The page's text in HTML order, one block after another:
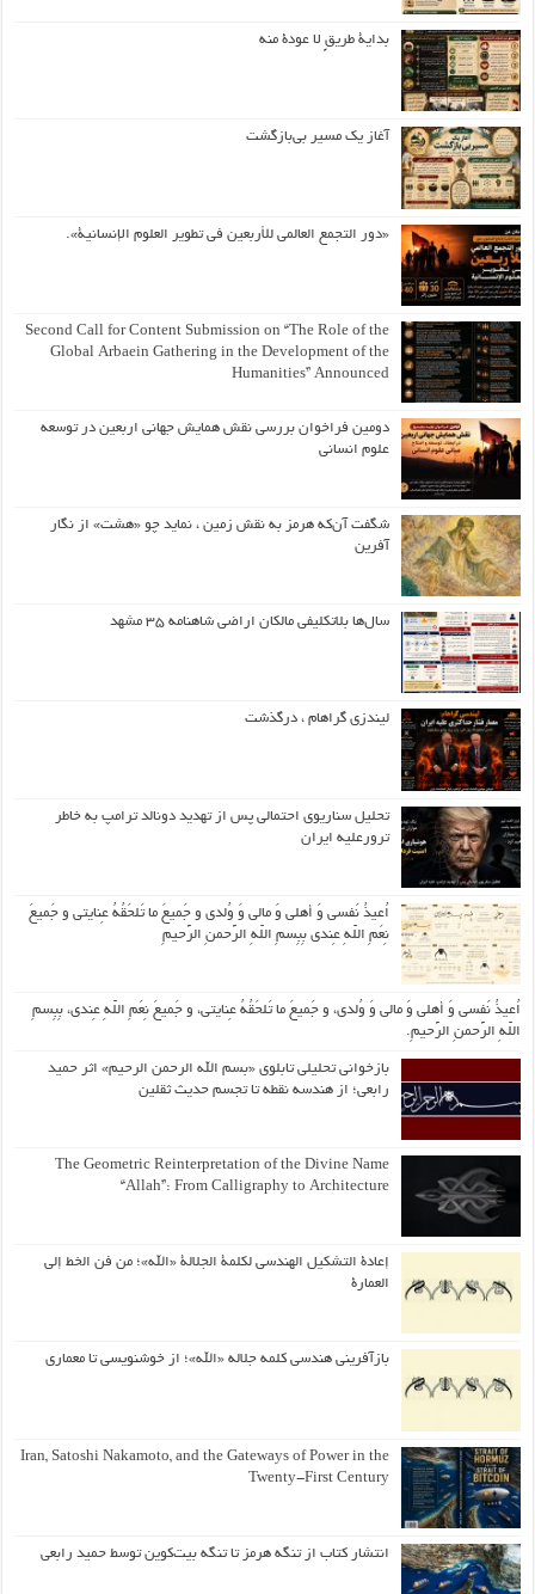
بداية طريقٍ لا عودة منه
آغاز یک مسیر بی‌بازگشت
«دور التجمع العالمي للأربعين في تطوير العلوم الإنسانية».
Second Call for Content Submission on “The Role of the
Global Arbaein Gathering in the Development of the
Humanities” Announced
دومین فراخوان بررسی نقش همایش جهانی اربعین در توسعه
علوم انسانی
شگفت آن‌که هرمز به نقش زمین ، نماید چو «هشت» از نگار
آفرین
سال‌ها بلاتکلیفی مالکان اراضی شاهنامه ۳۵ مشهد
لیندزی گراهام ، درگذشت
تحلیل سناریوی احتمالی پس از تهدید دونالد ترامپ به خاطر
ترورعلیه ایران
اُعیذُ نَفسی وَ أهلی وَ مالی وَ وُلدی و جَمیعَ ما تَلحَقُهُ عِنایتی و جَمیعَ
نِعَمِ اللّهِ عِندی بِبِسمِ اللّهِ الرَّحمنِ الرَّحیمِ
اُعیذُ نَفسی وَ أهلی وَ مالی وَ وُلدی، و جَمیعَ ما تَلحَقُهُ عِنایتی، و جَمیعَ نِعَمِ اللّهِ عِندی، بِبِسمِ
اللّهِ الرَّحمنِ الرَّحیمِ.
بازخوانی تحلیلی تابلوی «بسم الله الرحمن الرحیم» اثر حمید
رابعی؛ از هندسه نقطه تا تجسم حدیث ثقلین
The Geometric Reinterpretation of the Divine Name
“Allah”: From Calligraphy to Architecture
إعادة التشكيل الهندسي لكلمة الجلالة «الله»؛ من فن الخط إلى
العمارة
بازآفرینی هندسی کلمه جلاله «الله»؛ از خوشنویسی تا معماری
Iran, Satoshi Nakamoto, and the Gateways of Power in the
Twenty-First Century
انتشار کتاب از تنگه هرمز تا تنگه بیت‌کوین توسط حمید رابعی